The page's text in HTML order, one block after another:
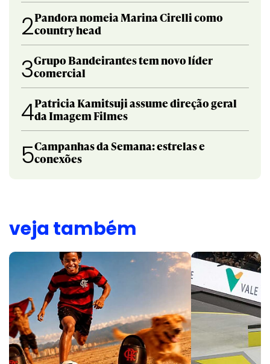
2Pandora nomeia Marina Cirelli como
country head
3Grupo Bandeirantes tem novo líder
comercial
4Patricia Kamitsuji assume direção geral
da Imagem Filmes
5Campanhas da Semana: estrelas e
conexões
veja também